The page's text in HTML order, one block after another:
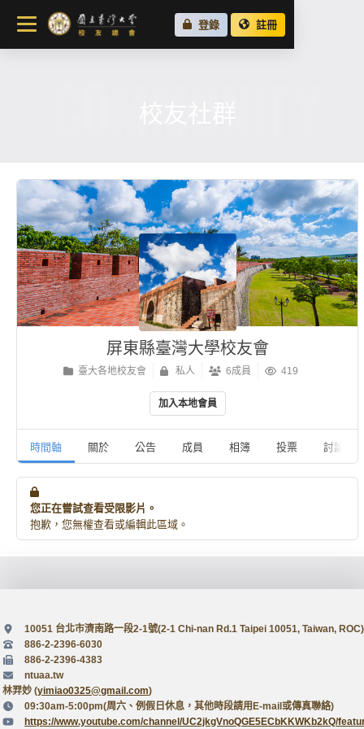
關於總會
最新消息
登錄 註冊
屏東縣臺灣大學校友會
臺大各地校友會 私人 6成員 419
加入本地會員
時間軸 關於 公告 成員 相簿 投票 討論
您正在嘗試查看受限影片。
抱歉，您無權查看或編輯此區域。
10051 台北市濟南路一段2-1號(2-1 Chi-nan Rd.1 Taipei 10051, Taiwan, ROC)
886-2-2396-6030
886-2-2396-4383
ntuaa.tw
林羿妙 (yimiao0325@gmail.com)
09:30am-5:00pm(周六、例假日休息，其他時段請用E-mail或傳真聯絡)
https://www.youtube.com/channel/UC2jkgVnoQGE5ECbKKWKb2kQ/